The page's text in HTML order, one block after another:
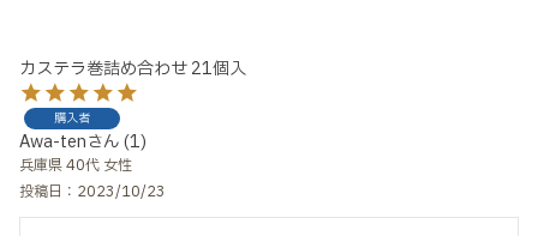
カステラ巻詰め合わせ 21個入
購入者
Awa-ten 1
兵庫県40代 女性
投稿日
2023/10/23